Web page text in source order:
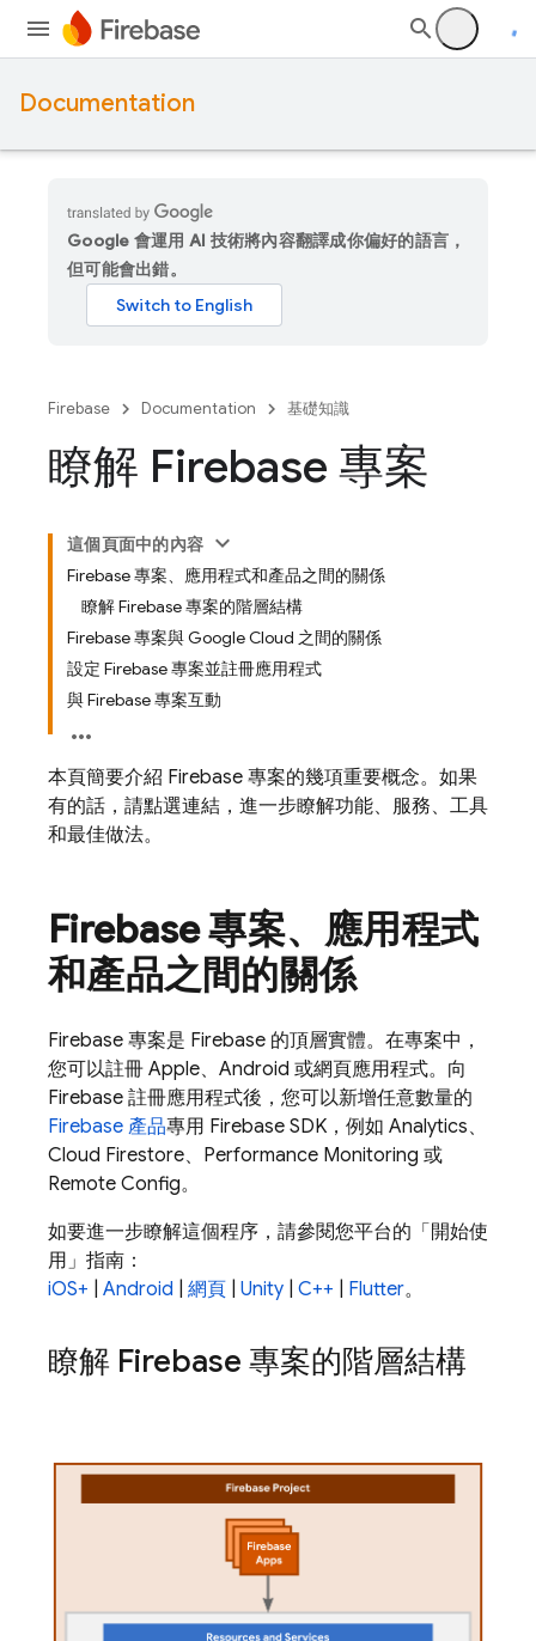
Documentation
Google 會運用 AI 技術將內容翻譯成你偏好的語言，
但可能會出錯。
Firebase Documentation 基礎知識
瞭解 Firebase 專案
這個頁面中的內容
Firebase 專案、應用程式和產品之間的關係
瞭解 Firebase 專案的階層結構
Firebase 專案與 Google Cloud 之間的關係
設定 Firebase 專案並註冊應用程式
與 Firebase 專案互動
本頁簡要介紹 Firebase 專案的幾項重要概念。如果
有的話，請點選連結，進一步瞭解功能、服務、工具
和最佳做法。
Firebase 專案、應用程式
和產品之間的關係
Firebase 專案是 Firebase 的頂層實體。在專案中，
您可以註冊 Apple、Android 或網頁應用程式。向
Firebase 註冊應用程式後，您可以新增任意數量的
Firebase 產品專用 Firebase SDK，例如 Analytics、
Cloud Firestore、 Performance Monitoring 或
Remote Config。
如要進一步瞭解這個程序，請參閱您平台的「開始使
用」指南：
iOS+
Android 網頁 Unity C++ Flutter。
瞭解 Firebase 專案的階層結構